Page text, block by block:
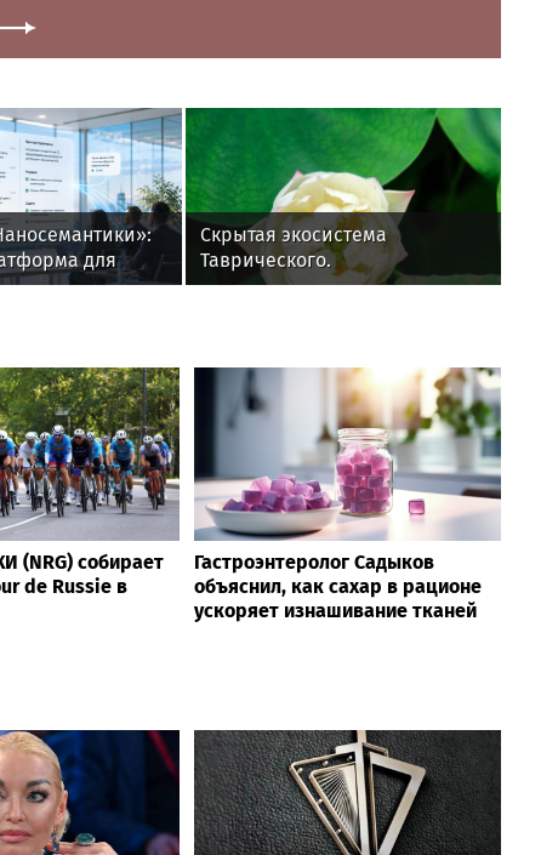
для
обработки
Скрытая экосистема
Таврического.
(NRG) собирает
de Russie в
Гастроэнтеролог Садыков
объяснил, как сахар в рационе
ускоряет изнашивание тканей